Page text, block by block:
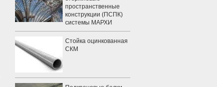
пространственные
конструкции (ПСПК)
системы МАРХИ
Стойка оцинкованная
СКМ